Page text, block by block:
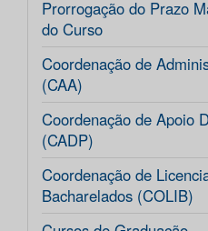
Prorrogação do Prazo
do Curso
Coordenação de
(CAA)
Coordenação de Apoio
(CADP)
Coordenação de
Bacharelados (COLIB)